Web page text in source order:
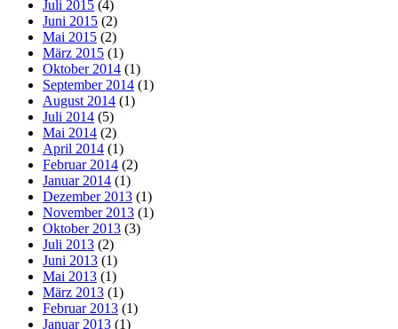
Juli 2015 (4)
Juni 2015 (2)
Mai 2015 (2)
März 2015 (1)
Oktober 2014 (1)
September 2014 (1)
August 2014 (1)
Juli 2014 (5)
Mai 2014 (2)
April 2014 (1)
Februar 2014 (2)
Januar 2014 (1)
Dezember 2013 (1)
November 2013 (1)
Oktober 2013 (3)
Juli 2013 (2)
Juni 2013 (1)
Mai 2013 (1)
März 2013 (1)
Februar 2013 (1)
Januar 2013 (1)